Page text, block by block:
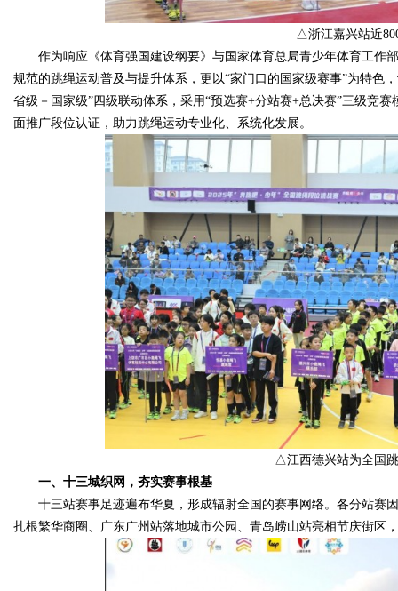
△浙江嘉兴站近
作为响应《体育强国建设纲要》与国家体育总局青少年体育工作
规范的跳绳运动普及与提升体系，更以“家门口的国家级赛事”为特色
省级－国家级”四级联动体系，采用“预选赛+分站赛+总决赛”三级竞
面推广段位认证，助力跳绳运动专业化、系统化发展。
△江西德兴站为全国
一、十三城织网，夯实赛事根基
十三站赛事足迹遍布华夏，形成辐射全国的赛事网络。各分站赛
扎根繁华商圈、广东广州站落地城市公园、青岛崂山站亮相节庆街区